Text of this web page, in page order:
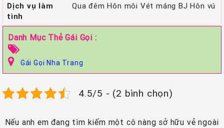
Dịch vụ làm
tình
Qua đêm Hôn môi Vét máng BJ Hôn vú
Danh Mục Thẻ Gái Gọi :
Gái Gọi Nha Trang
4.5/5 - (2 bình chọn)
Nếu anh em đang tìm kiếm một cô nàng sở hữu vẻ ngoài